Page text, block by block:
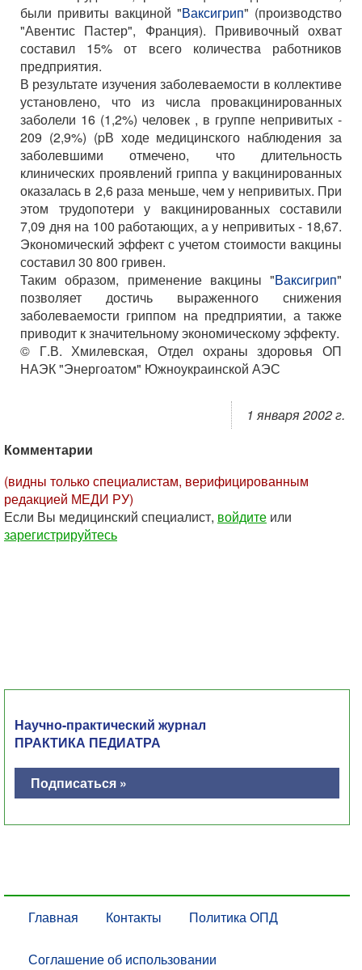
были привиты вакциной "Ваксигрип" (производство
"Авентис Пастер", Франция). Прививочный охват
составил 15% от всего количества работников
предприятия.
В результате изучения заболеваемости в коллективе
установлено, что из числа провакцинированных
заболели 16 (1,2%) человек , в группе непривитых -
209 (2,9%) (pВ ходе медицинского наблюдения за
заболевшими отмечено, что длительность
клинических проявлений гриппа у вакцинированных
оказалась в 2,6 раза меньше, чем у непривитых. При
этом трудопотери у вакцинированных составили
7,09 дня на 100 работающих, а у непривитых - 18,67.
Экономический эффект с учетом стоимости вакцины
составил 30 800 гривен.
Таким образом, применение вакцины "Ваксигрип"
позволяет достичь выраженного снижения
заболеваемости гриппом на предприятии, а также
приводит к значительному экономическому эффекту.
© Г.В. Хмилевская, Отдел охраны здоровья ОП
НАЭК "Энергоатом" Южноукраинской АЭС
1 января 2002 г.
Комментарии
(видны только специалистам, верифицированным
редакцией МЕДИ РУ)
Если Вы медицинский специалист, войдите или
зарегистрируйтесь
Научно-практический журнал
ПРАКТИКА ПЕДИАТРА
Подписаться »
Главная Контакты Политика ОПД
Соглашение об использовании